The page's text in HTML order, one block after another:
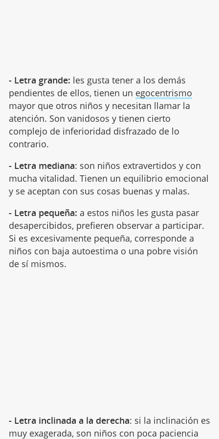
- Letra grande: les gusta tener a los demás
pendientes de ellos, tienen un egocentrismo
mayor que otros niños y necesitan llamar la
atención. Son vanidosos y tienen cierto
complejo de inferioridad disfrazado de lo
contrario.
- Letra mediana: son niños extravertidos y con
mucha vitalidad. Tienen un equilibrio emocional
y se aceptan con sus cosas buenas y malas.
- Letra pequeña: a estos niños les gusta pasar
desapercibidos, prefieren observar a participar.
Si es excesivamente pequeña, corresponde a
niños con baja autoestima o una pobre visión
de sí mismos.
- Letra inclinada a la derecha: si la inclinación es
muy exagerada, son niños con poca paciencia